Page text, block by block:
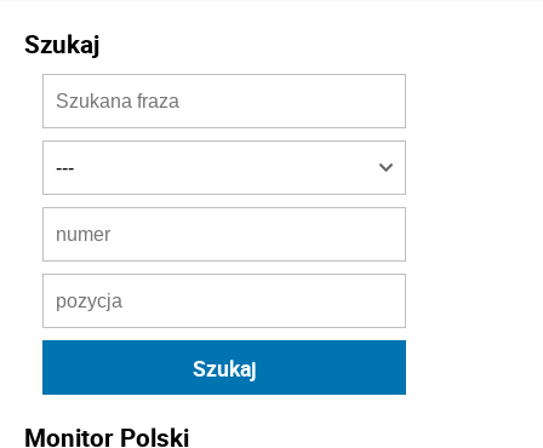
Szukaj
Monitor Polski